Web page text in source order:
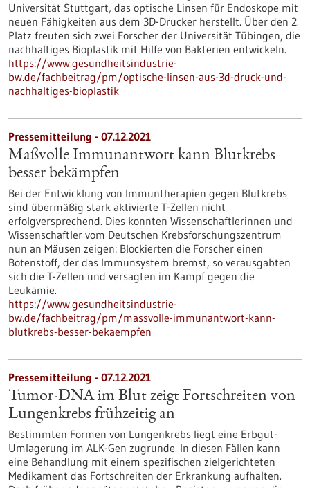
Universität Stuttgart, das optische Linsen für Endoskope mit
neuen Fähigkeiten aus dem 3D-Drucker herstellt. Über den 2.
Platz freuten sich zwei Forscher der Universität Tübingen, die
nachhaltiges Bioplastik mit Hilfe von Bakterien entwickeln.
https://www.gesundheitsindustrie-
bw.de/fachbeitrag/pm/optische-linsen-aus-3d-druck-und-
nachhaltiges-bioplastik
Pressemitteilung - 07.12.2021
Maßvolle Immunantwort kann Blutkrebs
besser bekämpfen
Bei der Entwicklung von Immuntherapien gegen Blutkrebs
sind übermäßig stark aktivierte T-Zellen nicht
erfolgversprechend. Dies konnten Wissenschaftlerinnen und
Wissenschaftler vom Deutschen Krebsforschungszentrum
nun an Mäusen zeigen: Blockierten die Forscher einen
Botenstoff, der das Immunsystem bremst, so verausgabten
sich die T-Zellen und versagten im Kampf gegen die
Leukämie.
https://www.gesundheitsindustrie-
bw.de/fachbeitrag/pm/massvolle-immunantwort-kann-
blutkrebs-besser-bekaempfen
Pressemitteilung - 07.12.2021
Tumor-DNA im Blut zeigt Fortschreiten von
Lungenkrebs frühzeitig an
Bestimmten Formen von Lungenkrebs liegt eine Erbgut-
Umlagerung im ALK-Gen zugrunde. In diesen Fällen kann
eine Behandlung mit einem spezifischen zielgerichteten
Medikament das Fortschreiten der Erkrankung aufhalten.